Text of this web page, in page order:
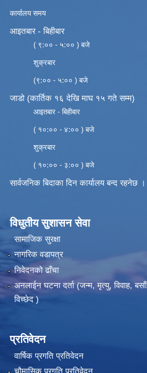
कार्यालय समय
आइतबार - बिहीबार
( ९:०० - ५:०० ) बजे
शुक्रबार
(९:०० - ५:०० ) बजे
जाडो (कार्तिक १६ देखि माघ १५ गते सम्म)
आइतबार - बिहीबार
( १०:०० - ४:०० ) बजे
शुक्रबार
( १०:०० - ३:०० ) बजे
सार्वजनिक बिदाका दिन कार्यालय बन्द रहनेछ ।
विधुतीय सुशासन सेवा
सामाजिक सुरक्षा
नागरिक वडापत्र
निवेदनको ढाँचा
अनलाईन घटना दर्ता (जन्म, मृत्यु, विवाह,
विच्छेद )
प्रतिवेदन
वार्षिक प्रगति प्रतिवेदन